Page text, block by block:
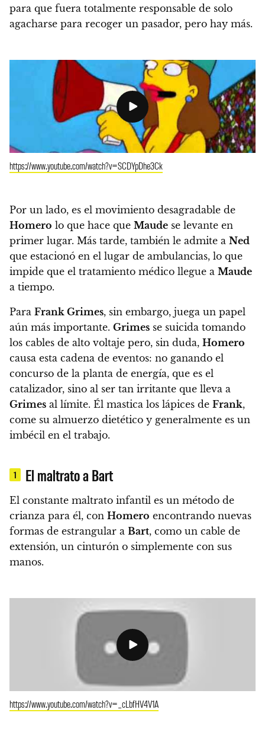
para que fuera totalmente responsable de solo
agacharse para recoger un pasador, pero hay más.
https://www.youtube.com/watch?v=SCDYpDhe3Ck
Por un lado, es el movimiento desagradable de
Homero lo que hace que Maude se levante en
primer lugar. Más tarde, también le admite a Ned
que estacionó en el lugar de ambulancias, lo que
impide que el tratamiento médico llegue a Maude
a tiempo.
Para Frank Grimes, sin embargo, juega un papel
aún más importante. Grimes se suicida tomando
los cables de alto voltaje pero, sin duda, Homero
causa esta cadena de eventos: no ganando el
concurso de la planta de energía, que es el
catalizador, sino al ser tan irritante que lleva a
Grimes al límite. Él mastica los lápices de Frank,
come su almuerzo dietético y generalmente es un
imbécil en el trabajo.
1 El maltrato a Bart
El constante maltrato infantil es un método de
crianza para él, con Homero encontrando nuevas
formas de estrangular a Bart, como un cable de
extensión, un cinturón o simplemente con sus
manos.
https://www.youtube.com/watch?v=_cLbfHV4V1A